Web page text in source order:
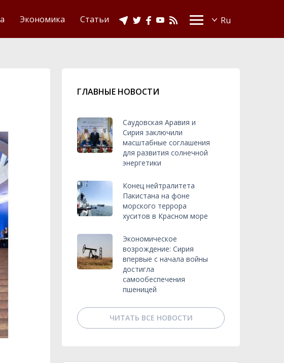
Экономика Статьи
ГЛАВНЫЕ НОВОСТИ
Саудовская Аравия и
Сирия заключили
масштабные соглашения
для развития солнечной
энергетики
Конец нейтралитета
Пакистана на фоне
морского террора
хуситов в Красном море
Экономическое
возрождение: Сирия
впервые с начала войны
достигла
самообеспечения
пшеницей
ЧИТАТЬ ВСЕ НОВОСТИ